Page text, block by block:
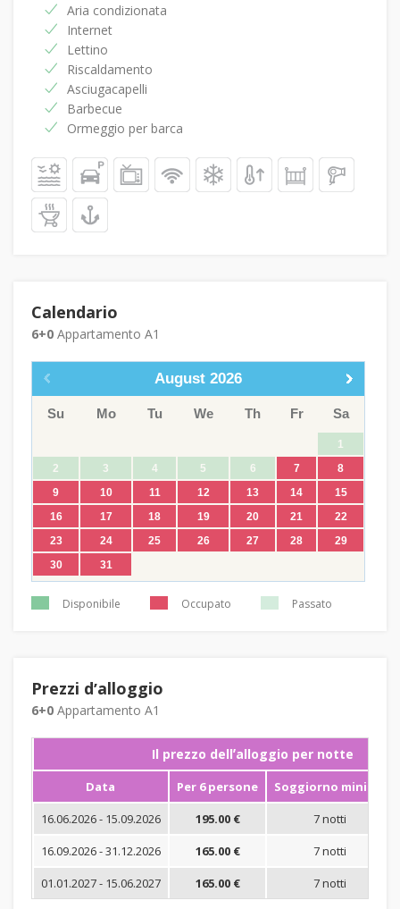
Aria condizionata
Internet
Lettino
Riscaldamento
Asciugacapelli
Barbecue
Ormeggio per barca
Calendario
6+0 Appartamento A1
August 2026
Su Mo Tu We Th Fr Sa
1
2
3 4 5 6 7
8
9
10 11 12 13 14
15
16
17 18 19 20 21
22
23
24 25 26 27 28
29
30
31
Disponibile Occupato Passato
Prezzi dʼalloggio
6+0 Appartamento A1
Il prezzo dellʼalloggio per notte
Data Per 6 persone
Soggiorno minimo
16.06.2026 - 15.09.2026
195.00 €
7 notti
16.09.2026 - 31.12.2026
165.00 €
7 notti
01.01.2027 - 15.06.2027
165.00 € 7 notti